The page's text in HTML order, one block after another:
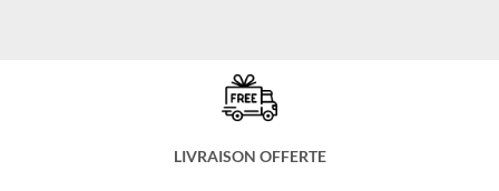
LIVRAISON OFFERTE